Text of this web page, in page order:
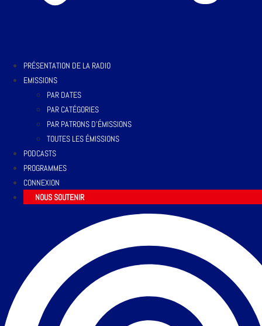
PRÉSENTATION DE LA RADIO
EMISSIONS
PAR DATES
PAR CATÉGORIES
PAR PATRONS D’ÉMISSIONS
TOUTES LES ÉMISSIONS
PODCASTS
PROGRAMMES
CONNEXION
NOUS SOUTENIR